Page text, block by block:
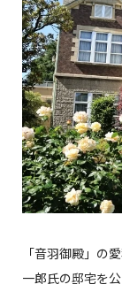
「音羽御殿」の
一郎氏の邸宅を